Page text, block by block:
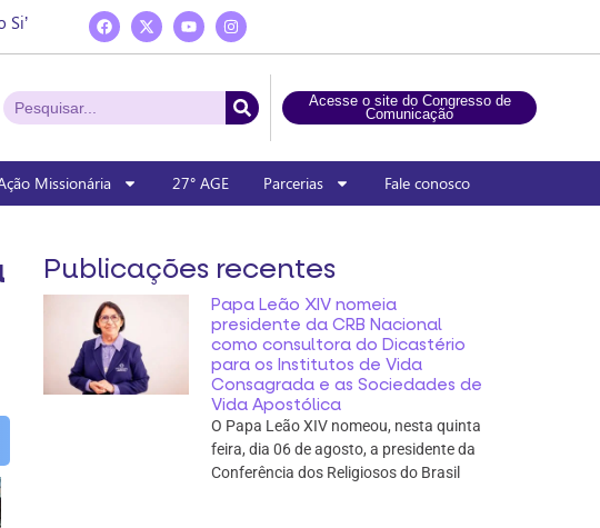
Si’
Acesse o site do Congresso de
Comunicação
Missionária 27° AGE Parcerias Fale conosco
Publicações recentes
Papa Leão XIV nomeia
presidente da CRB Nacional
como consultora do Dicastério
para os Institutos de Vida
Consagrada e as Sociedades de
Vida Apostólica
O Papa Leão XIV nomeou, nesta quinta
feira, dia 06 de agosto, a presidente da
Conferência dos Religiosos do Brasil